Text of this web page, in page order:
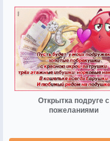
Открытка подруге с
пожеланиями